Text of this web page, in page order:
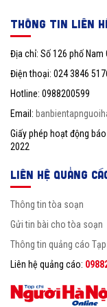
THÔNG TIN LIÊN
Địa chỉ: Số 126 phố Nam
Điện thoại: 024 3846
Hotline: 0988200599
Email:
Giấy phép hoạt động
2022
LIÊN HỆ QUẢNG
Thông tin tòa soạn
Gửi tin bài cho tòa soạn
Thông tin quảng cáo
Liên hệ quảng cáo: